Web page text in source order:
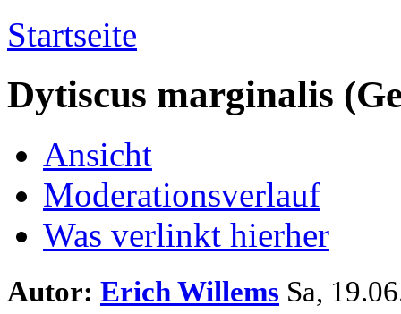
Startseite
Dytiscus marginalis
Ansicht
Moderationsverlauf
Was verlinkt hierher
Autor: Erich Willems Sa,